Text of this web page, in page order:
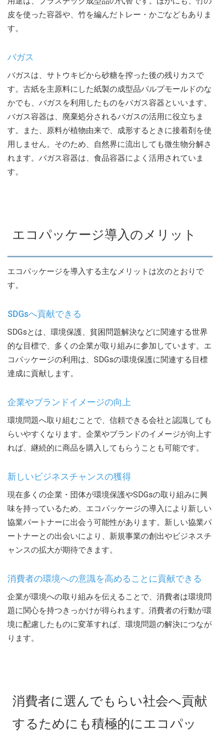
皮を使った容器や、竹を編んだトレー・かごなどもありま
す。
バガス
バガスは、サトウキビから砂糖を搾った後の残りカスで
す。古紙を主原料にした紙製の成型品パルプモールドのな
かでも、バガスを利用したものをバガス容器といいます。
バガス容器は、廃棄処分されるバガスの活用に役立ちま
す。また、原料が植物由来で、成形するときに接着剤を使
用しません。そのため、自然界に流出しても微生物分解さ
れます。バガス容器は、食品容器によく活用されていま
す。
エコパッケージ導入のメリット
エコパッケージを導入する主なメリットは次のとおりで
す。
SDGsへ貢献できる
SDGsとは、環境保護、貧困問題解決などに関連する世界
的な目標で、多くの企業が取り組みに参加しています。エ
コパッケージの利用は、SDGsの環境保護に関連する目標
達成に貢献します。
企業やブランドイメージの向上
環境問題へ取り組むことで、信頼できる会社と認識しても
らいやすくなります。企業やブランドのイメージが向上す
れば、継続的に商品を購入してもらうことも可能です。
新しいビジネスチャンスの獲得
現在多くの企業・団体が環境保護やSDGsの取り組みに興
味を持っているため、エコパッケージの導入により新しい
協業パートナーに出会う可能性があります。新しい協業パ
ートナーとの出会いにより、新規事業の創出やビジネスチ
ャンスの拡大が期待できます。
消費者の環境への意識を高めることに貢献できる
企業が環境への取り組みを伝えることで、消費者は環境問
題に関心を持つきっかけが得られます。消費者の行動が環
境に配慮したものに変革すれば、環境問題の解決につなが
ります。
消費者に選んでもらい社会へ貢献
するためにも積極的にエコパッ